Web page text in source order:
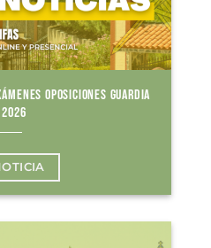
OPOSICIONES GUARDIA